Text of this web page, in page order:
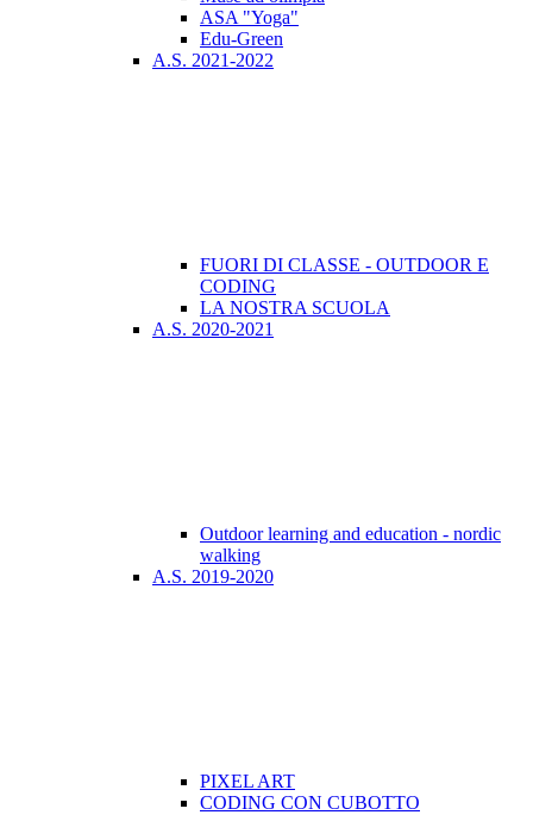
ASA "Yoga"
Edu-Green
A.S. 2021-2022
FUORI DI CLASSE - OUTDOOR E
CODING
LA NOSTRA SCUOLA
A.S. 2020-2021
Outdoor learning and education - nordic
walking
A.S. 2019-2020
PIXEL ART
CODING CON CUBOTTO